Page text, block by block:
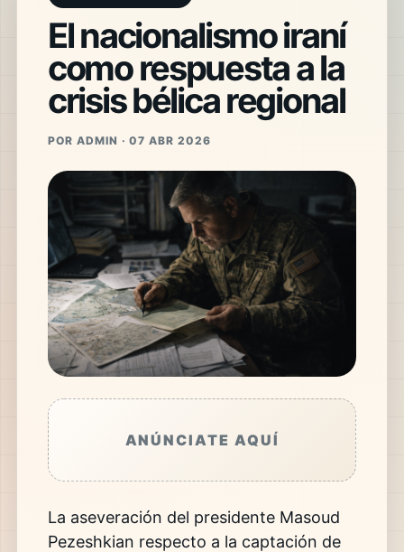
El nacionalismo iraní
como respuesta a la
crisis bélica regional
POR ADMIN · 07 ABR 2026
ANÚNCIATE AQUÍ
La aseveración del presidente Masoud
Pezeshkian respecto a la captación de